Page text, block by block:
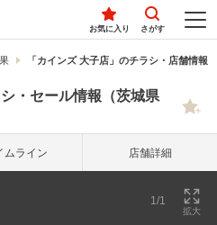
お気に入り さがす
「カインズ 大子店」のチラシ・店舗情報
・セール情報（茨城県
ム ライン 店舗詳細
1/1
拡大